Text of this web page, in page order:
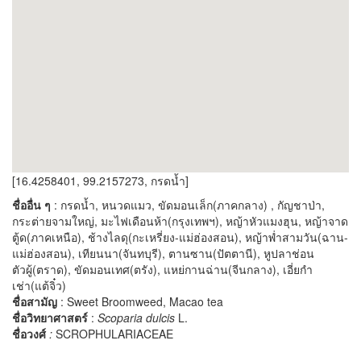
[16.4258401, 99.2157273, กรดน้ำ]
ชื่ออื่น ๆ : กรดน้ำ, หนวดแมว, ขัดมอนเล็ก(ภาคกลาง) , กัญชาป่า,
กระต่ายจามใหญ่, มะไฟเดือนห้า(กรุงเทพฯ), หญ้าหัวแมงฮุน, หญ้าจาด
ตู้ด(ภาคเหนือ), ช้างไลดุ(กะเหรี่ยง-แม่ฮ่องสอน), หญ้าพ่ำสามวัน(ฉาน-
แม่ฮ่องสอน), เทียนนา(จันทบุรี), ตานซาน(ปัตตานี), หูปลาช่อน
ตัวผู้(ตราด), ขัดมอนเทศ(ตรัง), แหย่กานฉ่าน(จีนกลาง), เอี่ยกำ
เช่า(แต้จิ๋ว)
ชื่อสามัญ : Sweet Broomweed, Macao tea
ชื่อวิทยาศาสตร์ : Scoparia dulcis L.
ชื่อวงศ์ : SCROPHULARIACEAE